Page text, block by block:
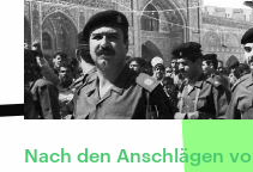
Nach den Anschlägen